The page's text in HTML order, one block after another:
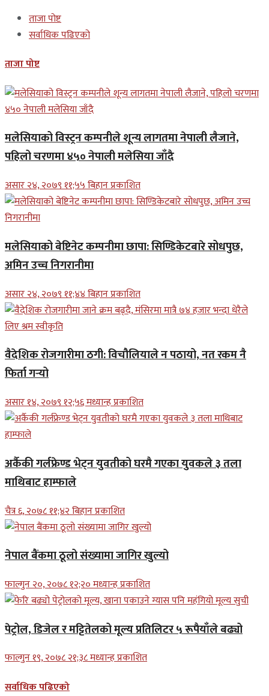
ताजा पोष्ट
सर्वाधिक पढिएको
ताजा पोष्ट
मलेसियाको विस्ट्रन कम्पनीले शून्य लागतमा नेपाली लैजाने,
पहिलो चरणमा ४५० नेपाली मलेसिया जाँदै
असार २४, २०७९ ११;५५ बिहान प्रकाशित
मलेसियाको बेष्टिनेट कम्पनीमा छापा: सिण्डिकेटबारे सोधपुछ,
अमिन उच्च निगरानीमा
असार २४, २०७९ ११;४४ बिहान प्रकाशित
वैदेशिक रोजगारीमा ठगी: विचौलियाले न पठायो, नत रकम नै
फिर्ता गर्‍यो
असार १४, २०७९ १२;५६ मध्यान्ह प्रकाशित
अर्कैकी गर्लफ्रेण्ड भेट्न युवतीको घरमै गएका युवकले ३ तला
माथिबाट हाम्फाले
चैत्र ६, २०७८ ११;४२ बिहान प्रकाशित
नेपाल बैंकमा ठूलो संख्यामा जागिर खुल्यो
फाल्गुन २०, २०७८ १२;२० मध्यान्ह प्रकाशित
पेट्रोल, डिजेल र मट्टितेलको मूल्य प्रतिलिटर ५ रूपैयाँले बढ्यो
फाल्गुन १९, २०७८ २१;३८ मध्यान्ह प्रकाशित
सर्वाधिक पढिएको